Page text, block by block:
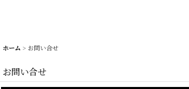
ホーム > お問い合せ
お問い合せ